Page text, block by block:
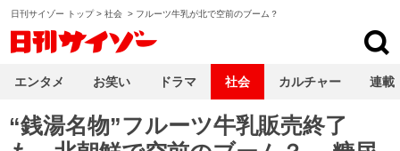
日刊サイゾー トップ> 社会 > フルーツ牛乳が北で空前のブーム？
“銭湯名物”フルーツ牛乳販売終了
エンタメ お笑い ドラマ 社会 カルチャー 連載